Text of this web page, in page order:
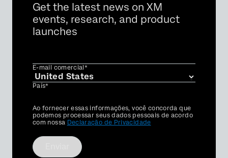
Get the latest news on XM
events, research, and product
launches
E-mail comercial*
País*
Privacy
Optin
Ao fornecer essas informações, você concorda que
podemos processar seus dados pessoais de acordo
com nossa Declaração de Privacidade